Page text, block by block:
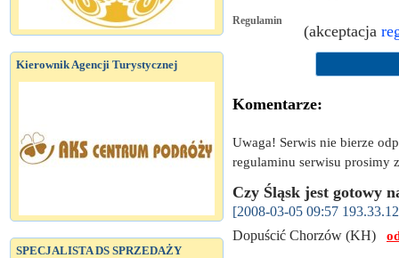
Kierownik Agencji Turystycznej
SPECJALISTA DS SPRZEDAŻY
Regulamin
(akceptacja
Komentarze:
Uwaga! Serwis nie bierze
regulaminu serwisu prosimy
Czy Śląsk jest gotowy
[2008-03-05 09:57
Dopuścić Chorzów (KH)